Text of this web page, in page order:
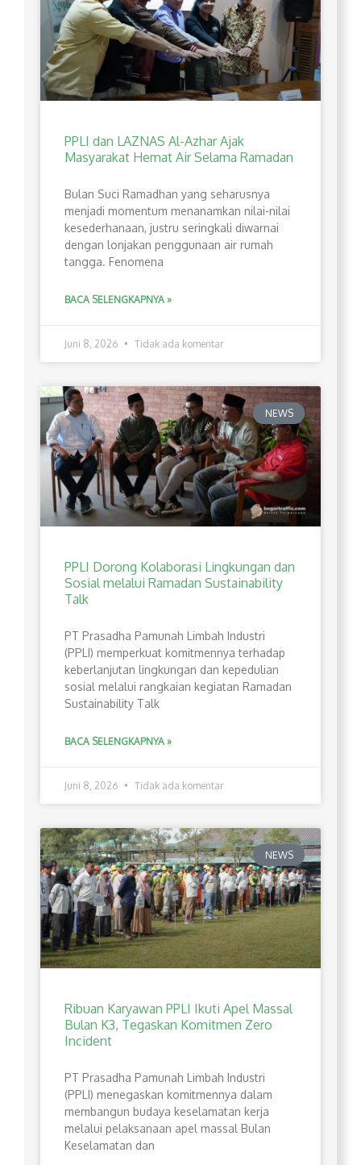
PPLI dan LAZNAS Al-Azhar Ajak
Masyarakat Hemat Air Selama Ramadan
Bulan Suci Ramadhan yang seharusnya
menjadi momentum menanamkan nilai-nilai
kesederhanaan, justru seringkali diwarnai
dengan lonjakan penggunaan air rumah
tangga. Fenomena
BACA SELENGKAPNYA »
Juni 8, 2026 Tidak ada komentar
NEWS
PPLI Dorong Kolaborasi Lingkungan dan
Sosial melalui Ramadan Sustainability
Talk
PT Prasadha Pamunah Limbah Industri
(PPLI) memperkuat komitmennya terhadap
keberlanjutan lingkungan dan kepedulian
sosial melalui rangkaian kegiatan Ramadan
Sustainability Talk
BACA SELENGKAPNYA »
Juni 8, 2026 Tidak ada komentar
NEWS
Ribuan Karyawan PPLI Ikuti Apel Massal
Bulan K3, Tegaskan Komitmen Zero
Incident
PT Prasadha Pamunah Limbah Industri
(PPLI) menegaskan komitmennya dalam
membangun budaya keselamatan kerja
melalui pelaksanaan apel massal Bulan
Keselamatan dan